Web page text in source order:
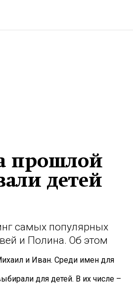
прошлой
детей
самых популярных
и Полина. Об этом
и Иван. Среди имен для
для детей. В их числе –